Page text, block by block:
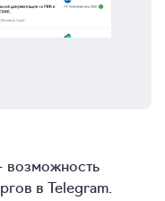
возможность
в Telegram.